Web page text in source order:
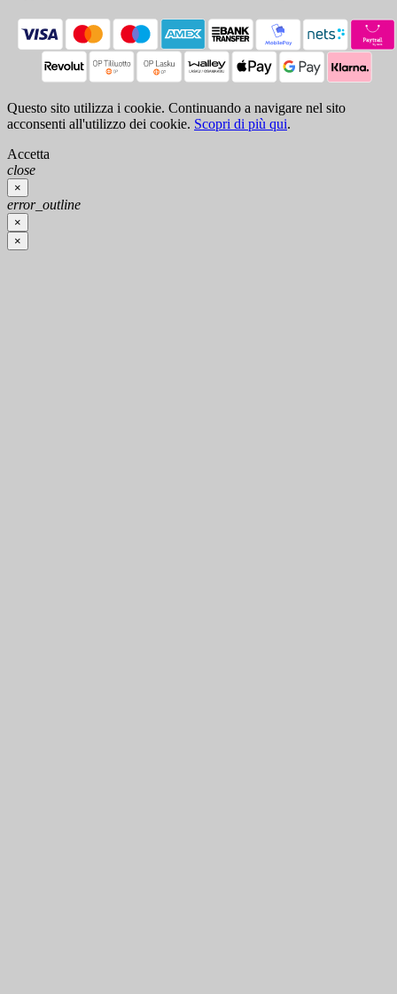
Questo sito utilizza i cookie. Continuando a navigare nel sito
acconsenti all'utilizzo dei cookie. Scopri di più qui.
Accetta
close
×
error_outline
×
×